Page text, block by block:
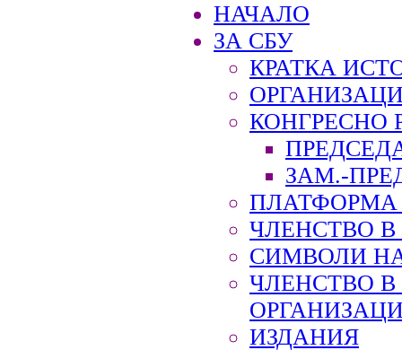
НАЧАЛО
ЗА СБУ
КРАТКА
КОНГРЕСНО
ЗАМ.-
ПЛАТФОРМА
ЧЛЕНСТВО В
СИМВОЛИ
ЧЛЕНСТВО
ИЗДАНИЯ